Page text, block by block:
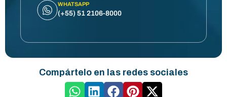
WHATSAPP
(+55) 51 2106-8000
Compártelo en las redes sociales